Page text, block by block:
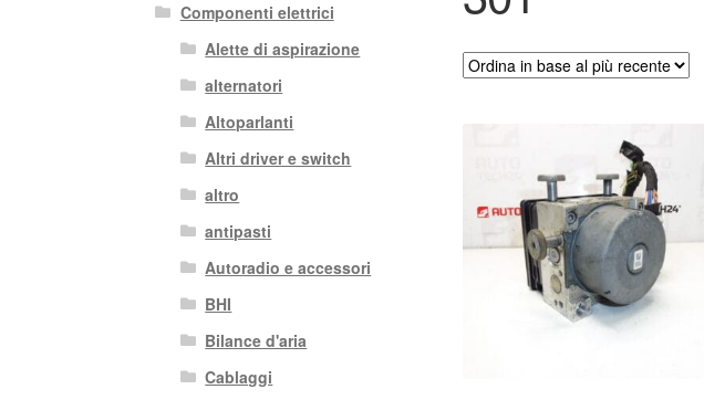
Componenti elettrici
Alette di aspirazione
alternatori
Altoparlanti
Altri driver e switch
altro
antipasti
Autoradio e accessori
BHI
Bilance d'aria
Cablaggi